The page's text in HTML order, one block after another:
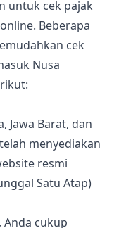
untuk cek pajak
Beberapa
cek
Nusa
Jawa Barat, dan
menyediakan
resmi
Satu Atap)
cukup